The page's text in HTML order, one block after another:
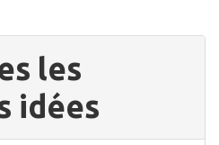
les
idées